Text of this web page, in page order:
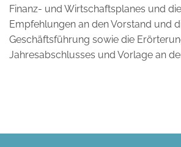
Finanz- und Wirtschaftsplanes und
Empfehlungen an den Vorstand und
Geschäftsführung sowie die
Jahresabschlusses und Vorlage an